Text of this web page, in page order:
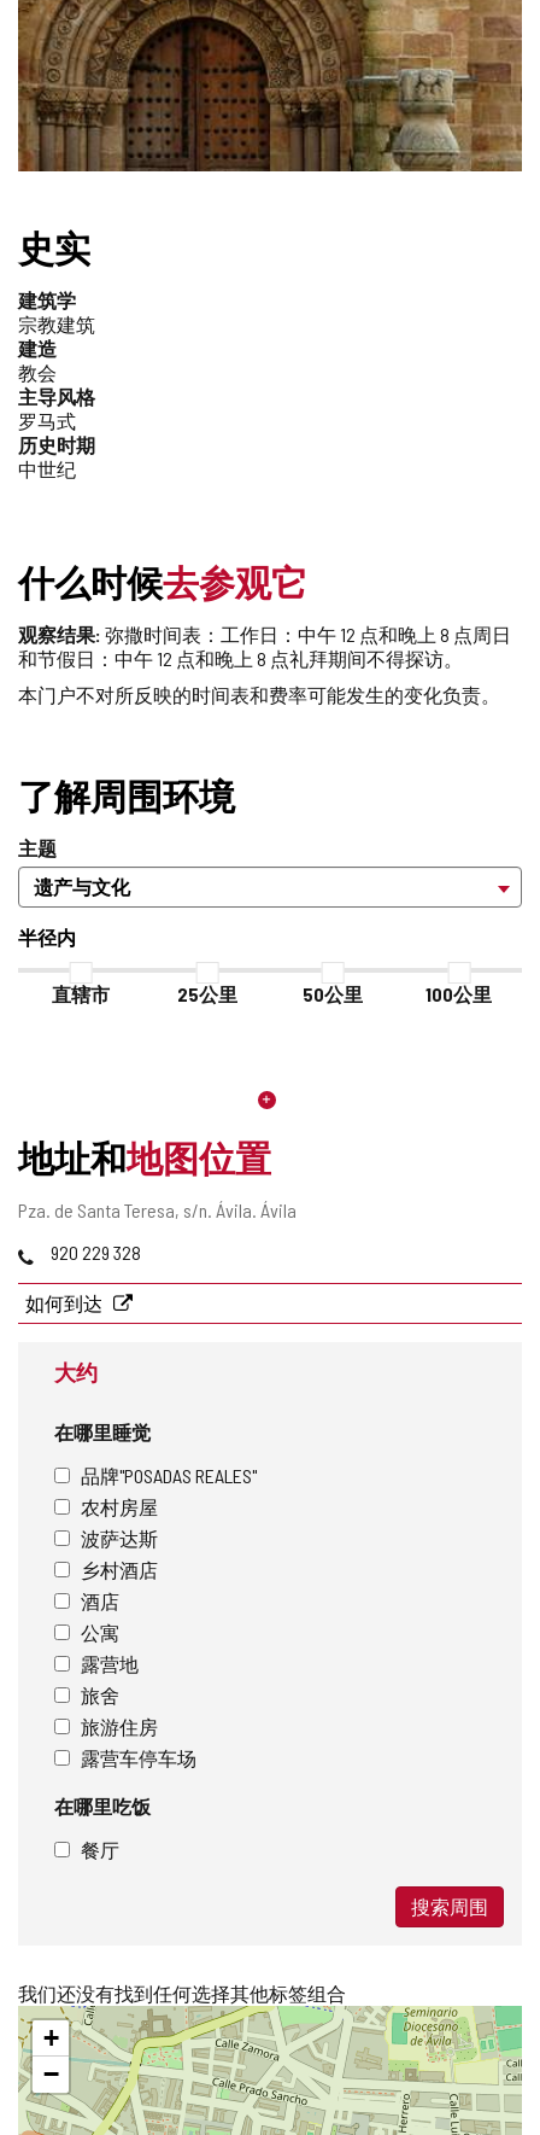
史实
建筑学
宗教建筑
建造
教会
主导风格
罗马式
历史时期
中世纪
什么时候去参观它
观察结果: 弥撒时间表：工作日：中午 12 点和晚上 8 点周日
和节假日：中午 12 点和晚上 8 点礼拜期间不得探访。
本门户不对所反映的时间表和费率可能发生的变化负责。
了解周围环境
主题
半径内
直辖市 25公里 50公里 100公里
地址和地图位置
邮
地
址
Pza. de Santa Teresa, s/n. Ávila. Ávila
电
920 229 328
如何到达
大约
在哪里睡觉
品牌"POSADAS REALES"
农村房屋
波萨达斯
乡村酒店
酒店
公寓
露营地
旅舍
旅游住房
露营车停车场
在哪里吃饭
餐厅
搜索周围
我们还没有找到任何选择其他标签组合
跳
过
地
图
+
−